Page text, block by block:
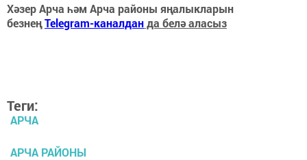
Хәзер Арча һәм Арча районы яңалыкларын
безнеңTelegram-каналданда белә аласыз
Теги:
АРЧА
АРЧА РАЙОНЫ